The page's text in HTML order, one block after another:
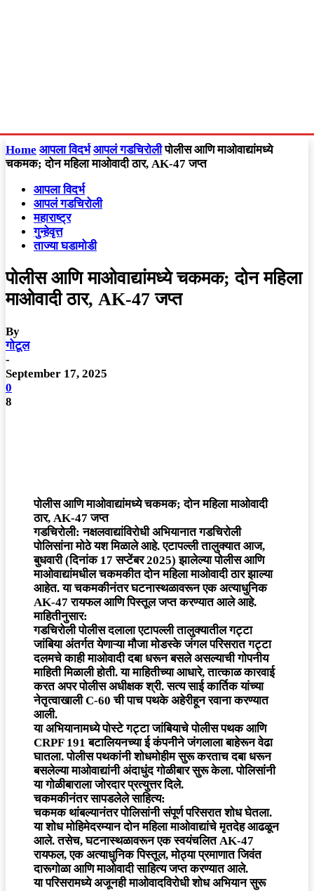
Home आपला विदर्भ आपलं गडचिरोली पोलीस आणि माओवाद्यांमध्ये
चकमक; दोन महिला माओवादी ठार, AK-47 जप्त
आपला विदर्भ
आपलं गडचिरोली
महाराष्ट्र
गुन्हेवृत्त
ताज्या घडामोडी
पोलीस आणि माओवाद्यांमध्ये चकमक; दोन महिला
माओवादी ठार, AK-47 जप्त
By
गोटूल
-
September 17, 2025
0
8
पोलीस आणि माओवाद्यांमध्ये चकमक; दोन महिला माओवादी
ठार, AK-47 जप्त
गडचिरोली: नक्षलवाद्यांविरोधी अभियानात गडचिरोली
पोलिसांना मोठे यश मिळाले आहे. एटापल्ली तालुक्यात आज,
बुधवारी (दिनांक 17 सप्टेंबर 2025) झालेल्या पोलीस आणि
माओवाद्यांमधील चकमकीत दोन महिला माओवादी ठार झाल्या
आहेत. या चकमकीनंतर घटनास्थळावरून एक अत्याधुनिक
AK-47 रायफल आणि पिस्तूल जप्त करण्यात आले आहे.
माहितीनुसार:
गडचिरोली पोलीस दलाला एटापल्ली तालुक्यातील गट्टा
जांबिया अंतर्गत येणाऱ्या मौजा मोडस्के जंगल परिसरात गट्टा
दलमचे काही माओवादी दबा धरून बसले असल्याची गोपनीय
माहिती मिळाली होती. या माहितीच्या आधारे, तात्काळ कारवाई
करत अपर पोलीस अधीक्षक श्री. सत्य साई कार्तिक यांच्या
नेतृत्वाखाली C-60 ची पाच पथके अहेरीहून रवाना करण्यात
आली.
या अभियानामध्ये पोस्टे गट्टा जांबियाचे पोलीस पथक आणि
CRPF 191 बटालियनच्या ई कंपनीने जंगलाला बाहेरून वेढा
घातला. पोलीस पथकांनी शोधमोहीम सुरू करताच दबा धरून
बसलेल्या माओवाद्यांनी अंदाधुंद गोळीबार सुरू केला. पोलिसांनी
या गोळीबाराला जोरदार प्रत्युत्तर दिले.
चकमकीनंतर सापडलेले साहित्य:
चकमक थांबल्यानंतर पोलिसांनी संपूर्ण परिसरात शोध घेतला.
या शोध मोहिमेदरम्यान दोन महिला माओवाद्यांचे मृतदेह आढळून
आले. तसेच, घटनास्थळावरून एक स्वयंचलित AK-47
रायफल, एक अत्याधुनिक पिस्तूल, मोठ्या प्रमाणात जिवंत
दारूगोळा आणि माओवादी साहित्य जप्त करण्यात आले.
या परिसरामध्ये अजूनही माओवादविरोधी शोध अभियान सुरू